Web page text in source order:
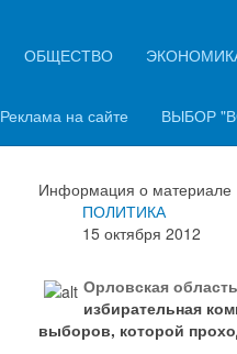
ОБЩЕСТВО
Реклама на сайте ВЫБОР
В Орловской
Информация о материале
ПОЛИТИКА
15 октября 2012
Орловская
избирательная
выборов, которой